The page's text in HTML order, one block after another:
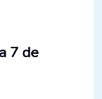
7 de